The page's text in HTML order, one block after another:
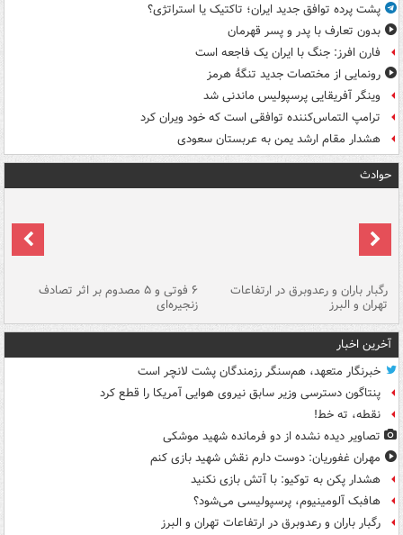
پشت پرده توافق جدید ایران؛ تاکتیک یا استراتژی؟
بدون تعارف با پدر و پسر قهرمان
فارن افرز: جنگ با ایران یک فاجعه است
رونمایی از مختصات جدید تنگۀ هرمز
وینگر آفریقایی پرسپولیس ماندنی شد
ترامپ التماس‌کننده توافقی است که خود ویران کرد
هشدار مقام ارشد یمن به عربستان سعودی
حوادث
رگبار باران و رعدوبرق در ارتفاعات
تهران و البرز
۶ فوتی و ۵ مصدوم بر اثر تصادف
زنجیره‌ای
آخرین اخبار
خبرنگار متعهد، هم‌سنگر رزمندگان پشت لانچر است
پنتاگون دسترسی وزیر سابق نیروی هوایی آمریکا را قطع کرد
نقطه، ته خط!
تصاویر دیده‌ نشده از دو فرمانده شهید موشکی
مهران غفوریان: دوست دارم نقش شهید بازی کنم
هشدار پکن به توکیو: با آتش بازی نکنید
هافبک آلومینیوم، پرسپولیسی می‌شود؟
رگبار باران و رعدوبرق در ارتفاعات تهران و البرز